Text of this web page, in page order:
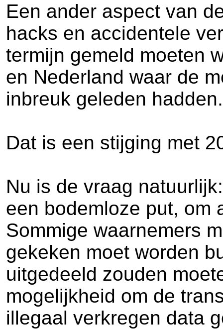
Een ander aspect van
hacks en accidentele
termijn gemeld moeten
en Nederland waar de
inbreuk geleden hadden.
Dat is een stijging met
Nu is de vraag
een bodemloze put, om
Sommige waarnemers
gekeken moet worden
uitgedeeld zouden
mogelijkheid om de
illegaal verkregen data